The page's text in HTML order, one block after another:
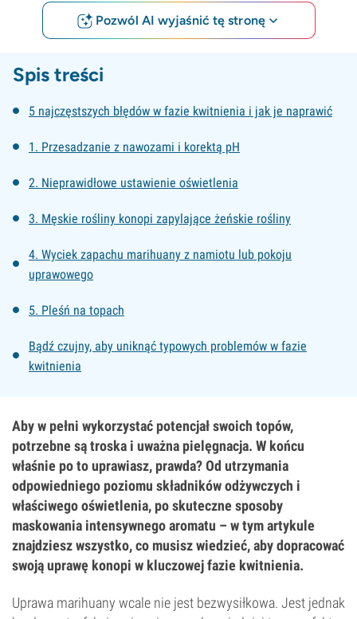
Pozwól AI wyjaśnić tę stronę
Spis treści
5 najczęstszych błędów w fazie kwitnienia i jak je naprawić
1. Przesadzanie z nawozami i korektą pH
2. Nieprawidłowe ustawienie oświetlenia
3. Męskie rośliny konopi zapylające żeńskie rośliny
4. Wyciek zapachu marihuany z namiotu lub pokoju
uprawowego
5. Pleśń na topach
Bądź czujny, aby uniknąć typowych problemów w fazie
kwitnienia
Aby w pełni wykorzystać potencjał swoich topów,
potrzebne są troska i uważna pielęgnacja. W końcu
właśnie po to uprawiasz, prawda? Od utrzymania
odpowiedniego poziomu składników odżywczych i
właściwego oświetlenia, po skuteczne sposoby
maskowania intensywnego aromatu – w tym artykule
znajdziesz wszystko, co musisz wiedzieć, aby dopracować
swoją uprawę konopi w kluczowej fazie kwitnienia.
Uprawa marihuany wcale nie jest bezwysiłkowa. Jest jednak